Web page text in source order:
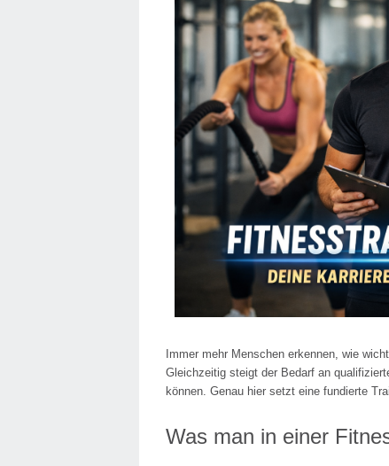
Immer mehr Menschen erkennen, wie
Gleichzeitig steigt der Bedarf an
können. Genau hier setzt eine fundierte
Was man in einer